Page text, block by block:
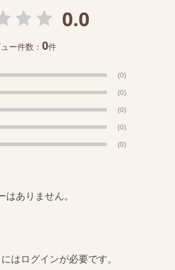
0.0
ー件数：0件
(0)
(0)
(0)
(0)
(0)
はありません。
はログインが必要です。